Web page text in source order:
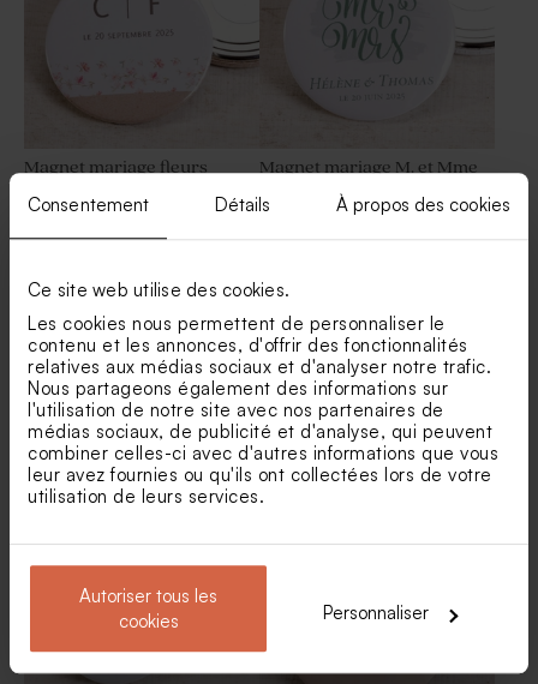
Consentement Détails À propos des cookies
Ce site web utilise des cookies.
Les cookies nous permettent de personnaliser le
contenu et les annonces, d'offrir des fonctionnalités
relatives aux médias sociaux et d'analyser notre trafic.
Nous partageons également des informations sur
l'utilisation de notre site avec nos partenaires de
médias sociaux, de publicité et d'analyse, qui peuvent
combiner celles-ci avec d'autres informations que vous
leur avez fournies ou qu'ils ont collectées lors de votre
utilisation de leurs services.
Autoriser tous les
cookies
Personnaliser
Etiquette prénoms mariage
Save the date mariage
Livret de messe mariage
Marque place mariage
Magnet mariage fleurs
Magnet mariage M. et Mme
Miroir de poche mariage
Madame & Monsieur
Bombes à graines mariage et
son étui fleurs éparses